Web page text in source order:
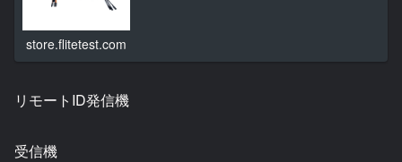
store.flitetest.com
リモートID発信機
受信機